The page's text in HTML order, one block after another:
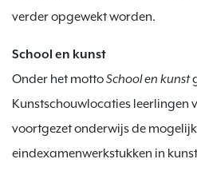
verder opgewekt worden.
School en kunst
Onder het mottoSchool en kunst
Kunstschouwlocaties leerlingen
voortgezet onderwijs de
eindexamenwerkstukken in